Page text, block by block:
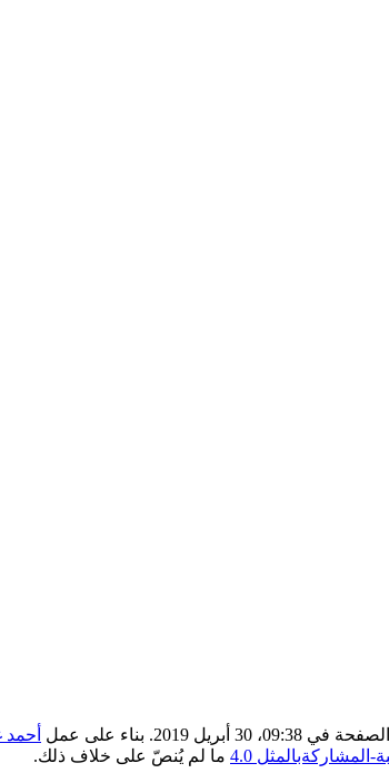
2019. بناء على عمل أحمد
4.0 ما لم يُنصّ على خلاف ذلك.